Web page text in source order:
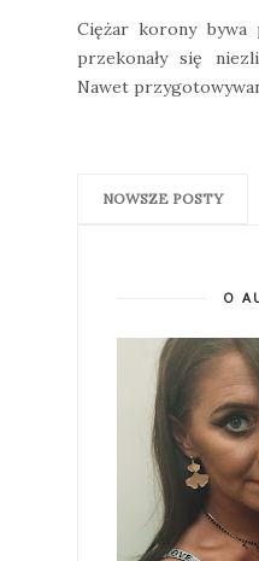
Ciężar korony bywa
przekonały się
Nawet
NOWSZE POSTY
O